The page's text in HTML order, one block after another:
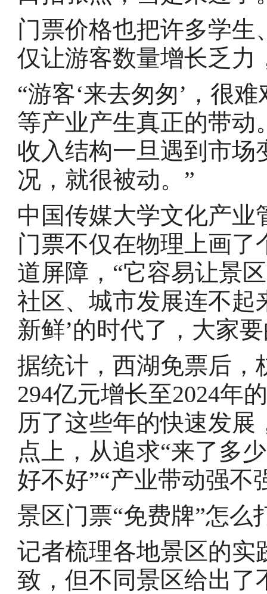
门票价格也把许多学
仅让游客数量增长乏力
“游客‘来去匆匆’，很
等产业产生真正的带动
收入结构一旦遇到市场
况，就很被动。”
中国传媒大学文化产
门票不仅在物理上画
道屏障，“它容易让景
社区、城市发展连不起
新鲜’的时代了，大家
据统计，西湖免票后，
294亿元增长至2024年
历了这些年的快速发
点上，从追求“来了多
好不好”“产业带动强不
景区门票“免费牌”怎么
记者梳理各地景区的实
致，但不同景区给出了